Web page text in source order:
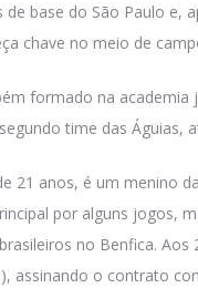
base do São Paulo e,
chave no meio de
formado na academia
time das Águias,
21 anos, é um menino
por alguns jogos,
no Benfica.
assinando o contrato